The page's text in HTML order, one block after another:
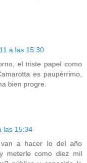
a las 15:30
el triste papel como
es paupérrimo,
bien progre.
las 15:34
a hacer lo del año
meterle como diez mil